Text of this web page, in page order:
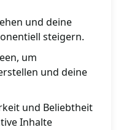
und deine
steigern.
um
und deine
und Beliebtheit
Inhalte